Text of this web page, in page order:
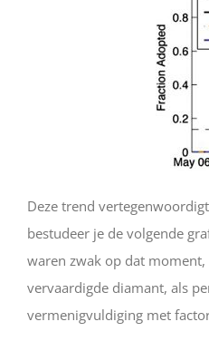
Deze trend
bestudeer je de volgende
waren zwak op dat
vervaardigde diamant, als
vermenigvuldiging met